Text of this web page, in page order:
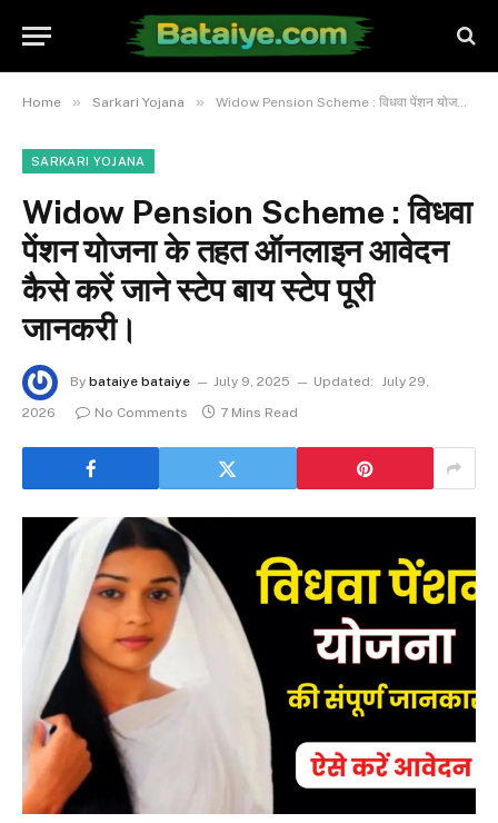
Home » Sarkari Yojana » Widow Pension Scheme : विधवा पेंशन योजना के तहत ऑनलाइन आवेदन कैसे करें जाने स्टेप बाय स्टेप पूरी जानकरी।
SARKARI YOJANA
Widow Pension Scheme : विधवा
पेंशन योजना के तहत ऑनलाइन आवेदन
कैसे करें जाने स्टेप बाय स्टेप पूरी
जानकरी।
By bataiye bataiye July 9, 2025 Updated: July 29,
2026
No Comments 7 Mins Read